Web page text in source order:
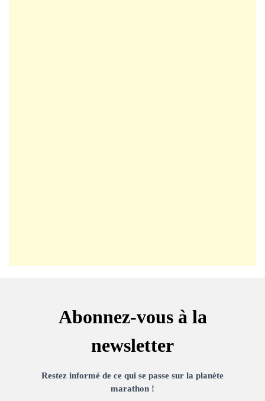
Abonnez-vous à la
newsletter
Restez informé de ce qui se passe sur la planète
marathon !